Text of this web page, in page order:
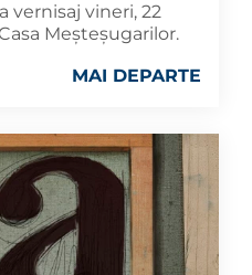
vernisaj vineri, 22
Meșteșugarilor.
MAI DEPARTE